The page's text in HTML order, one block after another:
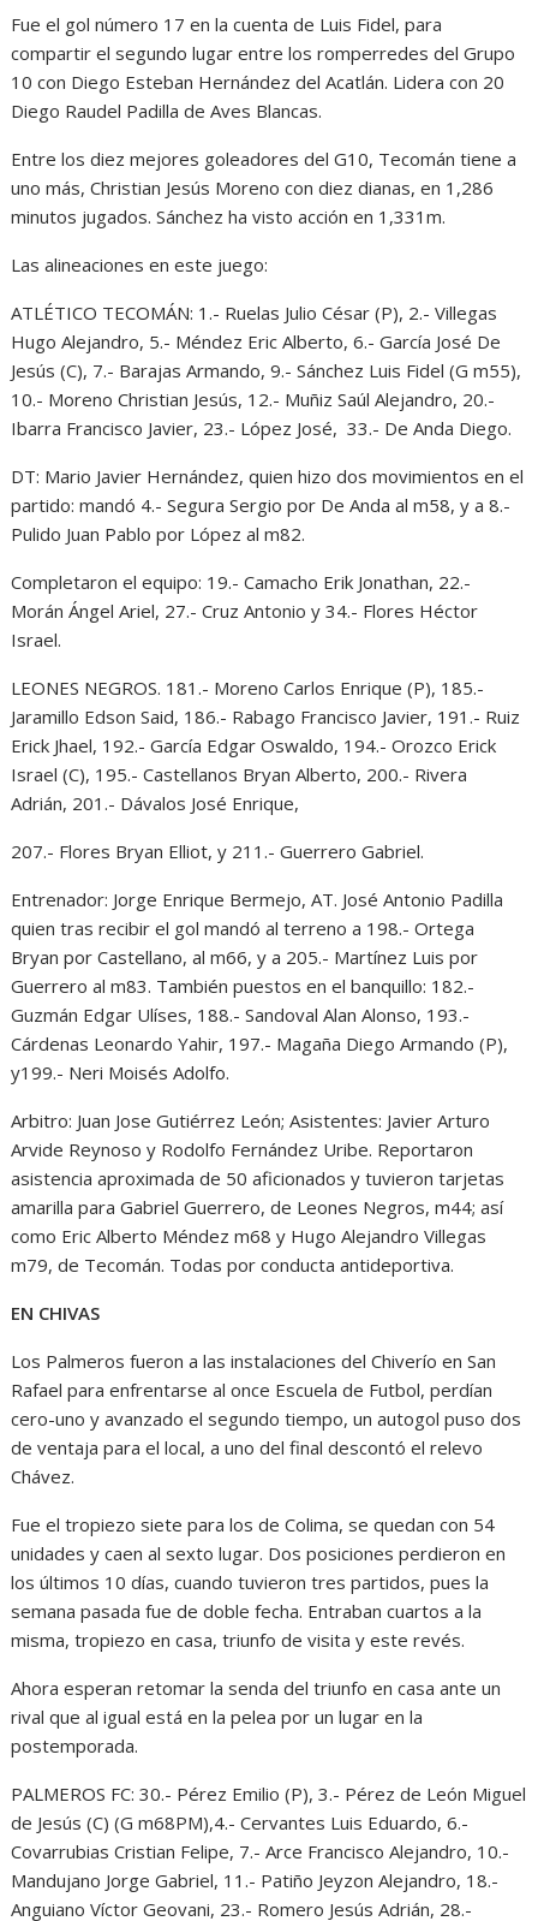
Fue el gol número 17 en la cuenta de Luis Fidel, para
compartir el segundo lugar entre los romperredes del Grupo
10 con Diego Esteban Hernández del Acatlán. Lidera con 20
Diego Raudel Padilla de Aves Blancas.
Entre los diez mejores goleadores del G10, Tecomán tiene a
uno más, Christian Jesús Moreno con diez dianas, en 1,286
minutos jugados. Sánchez ha visto acción en 1,331m.
Las alineaciones en este juego:
ATLÉTICO TECOMÁN: 1.- Ruelas Julio César (P), 2.- Villegas
Hugo Alejandro, 5.- Méndez Eric Alberto, 6.- García José De
Jesús (C), 7.- Barajas Armando, 9.- Sánchez Luis Fidel (G m55),
10.- Moreno Christian Jesús, 12.- Muñiz Saúl Alejandro, 20.-
Ibarra Francisco Javier, 23.- López José, 33.- De Anda Diego.
DT: Mario Javier Hernández, quien hizo dos movimientos en el
partido: mandó 4.- Segura Sergio por De Anda al m58, y a 8.-
Pulido Juan Pablo por López al m82.
Completaron el equipo: 19.- Camacho Erik Jonathan, 22.-
Morán Ángel Ariel, 27.- Cruz Antonio y 34.- Flores Héctor
Israel.
LEONES NEGROS. 181.- Moreno Carlos Enrique (P), 185.-
Jaramillo Edson Said, 186.- Rabago Francisco Javier, 191.- Ruiz
Erick Jhael, 192.- García Edgar Oswaldo, 194.- Orozco Erick
Israel (C), 195.- Castellanos Bryan Alberto, 200.- Rivera
Adrián, 201.- Dávalos José Enrique,
207.- Flores Bryan Elliot, y 211.- Guerrero Gabriel.
Entrenador: Jorge Enrique Bermejo, AT. José Antonio Padilla
quien tras recibir el gol mandó al terreno a 198.- Ortega
Bryan por Castellano, al m66, y a 205.- Martínez Luis por
Guerrero al m83. También puestos en el banquillo: 182.-
Guzmán Edgar Ulíses, 188.- Sandoval Alan Alonso, 193.-
Cárdenas Leonardo Yahir, 197.- Magaña Diego Armando (P),
y199.- Neri Moisés Adolfo.
Arbitro: Juan Jose Gutiérrez León; Asistentes: Javier Arturo
Arvide Reynoso y Rodolfo Fernández Uribe. Reportaron
asistencia aproximada de 50 aficionados y tuvieron tarjetas
amarilla para Gabriel Guerrero, de Leones Negros, m44; así
como Eric Alberto Méndez m68 y Hugo Alejandro Villegas
m79, de Tecomán. Todas por conducta antideportiva.
EN CHIVAS
Los Palmeros fueron a las instalaciones del Chiverío en San
Rafael para enfrentarse al once Escuela de Futbol, perdían
cero-uno y avanzado el segundo tiempo, un autogol puso dos
de ventaja para el local, a uno del final descontó el relevo
Chávez.
Fue el tropiezo siete para los de Colima, se quedan con 54
unidades y caen al sexto lugar. Dos posiciones perdieron en
los últimos 10 días, cuando tuvieron tres partidos, pues la
semana pasada fue de doble fecha. Entraban cuartos a la
misma, tropiezo en casa, triunfo de visita y este revés.
Ahora esperan retomar la senda del triunfo en casa ante un
rival que al igual está en la pelea por un lugar en la
postemporada.
PALMEROS FC: 30.- Pérez Emilio (P), 3.- Pérez de León Miguel
de Jesús (C) (G m68PM),4.- Cervantes Luis Eduardo, 6.-
Covarrubias Cristian Felipe, 7.- Arce Francisco Alejandro, 10.-
Mandujano Jorge Gabriel, 11.- Patiño Jeyzon Alejandro, 18.-
Anguiano Víctor Geovani, 23.- Romero Jesús Adrián, 28.-